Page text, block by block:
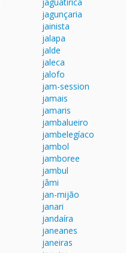
jagunçaria
jainista
jalapa
jalde
jaleca
jalofo
jam-session
jamais
jamaris
jambalueiro
jambelegíaco
jambol
jamboree
jambul
jâmi
jan-mijão
janari
jandaíra
janeanes
janeiras